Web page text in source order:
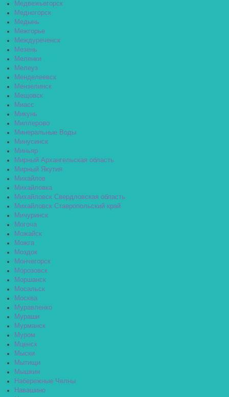
Медвежьегорск
Медногорск
Медынь
Межгорье
Междуреченск
Мезень
Меленки
Мелеуз
Менделеевск
Мензелинск
Мещовск
Миасс
Микунь
Миллерово
Минеральные Воды
Минусинск
Миньяр
Мирный Архангельская область
Мирный Якутия
Михайлов
Михайловка
Михайловск Свердловская область
Михайловск Ставропольский край
Мичуринск
Могоча
Можайск
Можга
Моздок
Мончегорск
Морозовск
Моршанск
Мосальск
Москва
Муравленко
Мураши
Мурманск
Муром
Мценск
Мыски
Мытищи
Мышкин
Набережные Челны
Навашино